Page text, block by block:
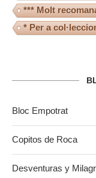
*** Molt
* Per a
Bloc Empotrat
Copitos de Roca
Desventuras y